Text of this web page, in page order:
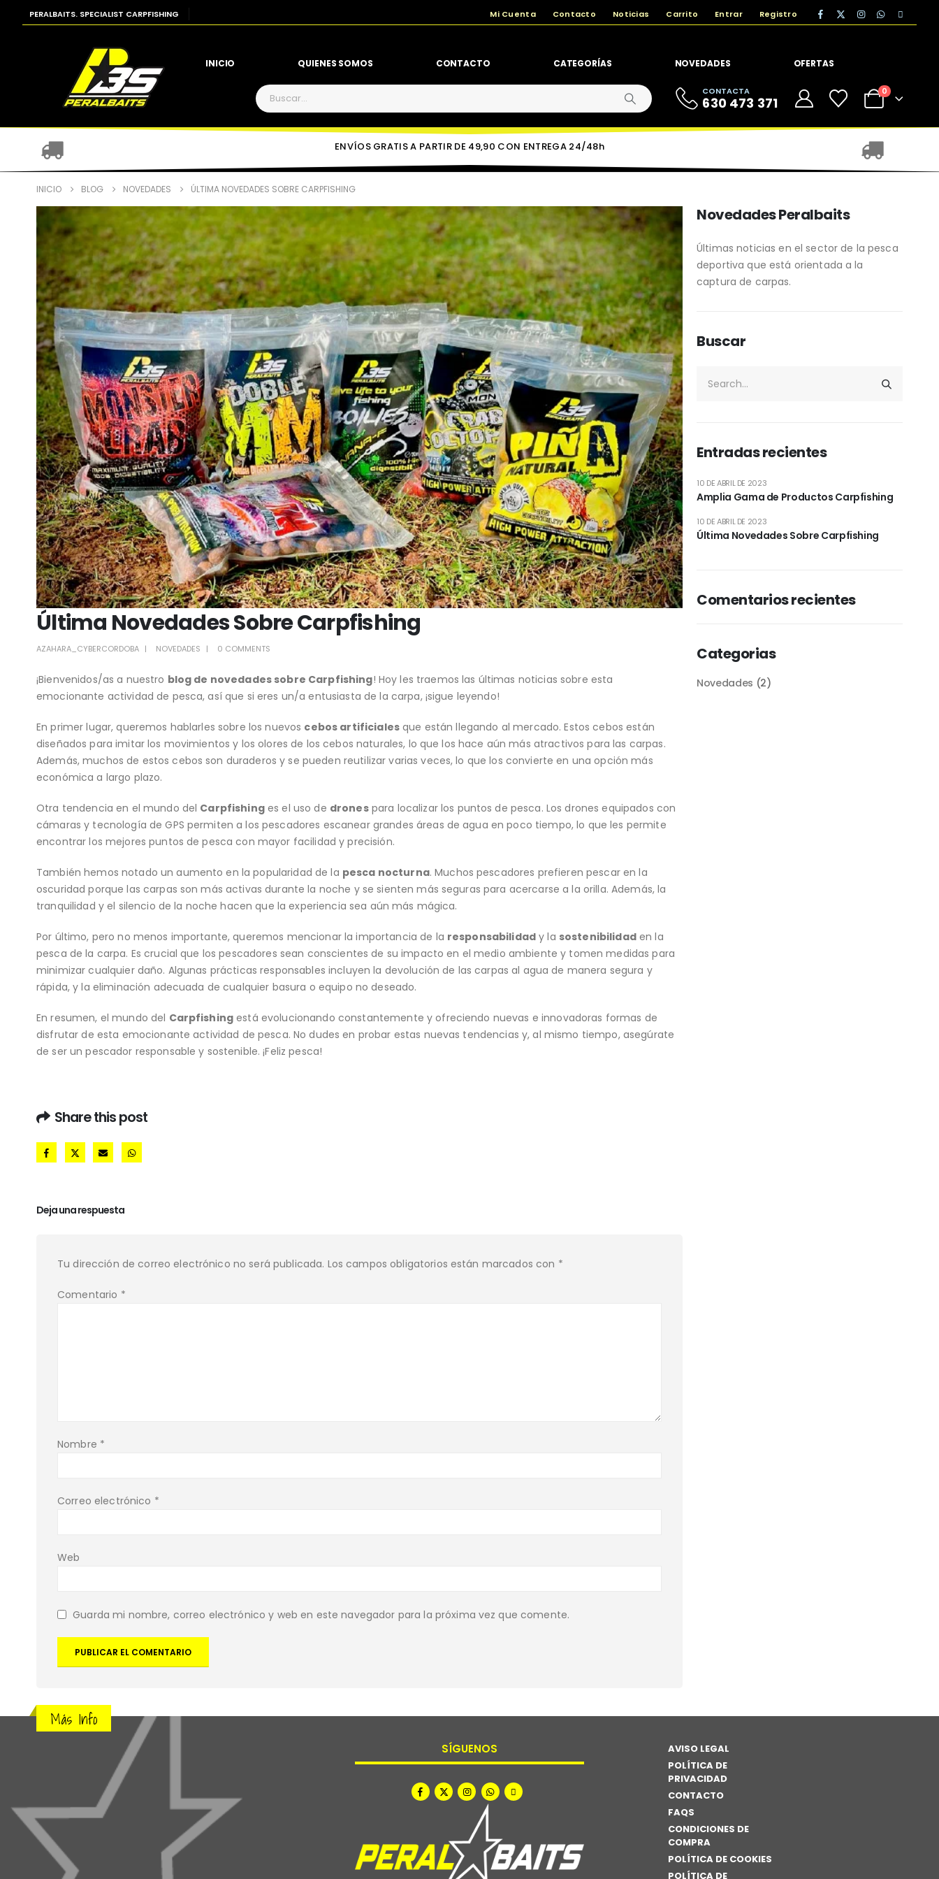
PERALBAITS. SPECIALIST CARPFISHING Mi Cuenta Contacto Noticias Carrito Entrar Registro
INICIO QUIENES SOMOS CONTACTO CATEGORÍAS NOVEDADES OFERTAS
CONTACTA
630 473 371
0
ENVÍOS GRATIS A PARTIR DE 49,90 CON ENTREGA 24/48h
INICIO BLOG NOVEDADES ÚLTIMA NOVEDADES SOBRE CARPFISHING
Última Novedades Sobre Carpfishing
AZAHARA_CYBERCORDOBA NOVEDADES 0 COMMENTS
¡Bienvenidos/as a nuestro blog de novedades sobre Carpfishing! Hoy les traemos las últimas noticias sobre esta
emocionante actividad de pesca, así que si eres un/a entusiasta de la carpa, ¡sigue leyendo!
En primer lugar, queremos hablarles sobre los nuevos cebos artificialesque están llegando al mercado. Estos cebos están
diseñados para imitar los movimientos y los olores de los cebos naturales, lo que los hace aún más atractivos para las carpas.
Además, muchos de estos cebos son duraderos y se pueden reutilizar varias veces, lo que los convierte en una opción más
económica a largo plazo.
Otra tendencia en el mundo del Carpfishinges el uso de dronespara localizar los puntos de pesca. Los drones equipados con
cámaras y tecnología de GPS permiten a los pescadores escanear grandes áreas de agua en poco tiempo, lo que les permite
encontrar los mejores puntos de pesca con mayor facilidad y precisión.
También hemos notado un aumento en la popularidad de la pesca nocturna. Muchos pescadores prefieren pescar en la
oscuridad porque las carpas son más activas durante la noche y se sienten más seguras para acercarse a la orilla. Además, la
tranquilidad y el silencio de la noche hacen que la experiencia sea aún más mágica.
Por último, pero no menos importante, queremos mencionar la importancia de la responsabilidad y la sostenibilidaden la
pesca de la carpa. Es crucial que los pescadores sean conscientes de su impacto en el medio ambiente y tomen medidas para
minimizar cualquier daño. Algunas prácticas responsables incluyen la devolución de las carpas al agua de manera segura y
rápida, y la eliminación adecuada de cualquier basura o equipo no deseado.
En resumen, el mundo del Carpfishing está evolucionando constantemente y ofreciendo nuevas e innovadoras formas de
disfrutar de esta emocionante actividad de pesca. No dudes en probar estas nuevas tendencias y, al mismo tiempo, asegúrate
de ser un pescador responsable y sostenible. ¡Feliz pesca!
Share this post
Deja una respuesta
Tu dirección de correo electrónico no será publicada. Los campos obligatorios están marcados con *
Comentario *
Nombre *
Correo electrónico *
Web
Guarda mi nombre, correo electrónico y web en este navegador para la próxima vez que comente.
Novedades Peralbaits
Últimas noticias en el sector de la pesca
deportiva que está orientada a la
captura de carpas.
Buscar
Entradas recientes
Amplia Gama de Productos Carpfishing
10 DE ABRIL DE 2023
Última Novedades Sobre Carpfishing
10 DE ABRIL DE 2023
Comentarios recientes
Categorias
Novedades (2)
Más Info
SÍGUENOS
AVISO LEGAL
POLÍTICA DE
PRIVACIDAD
CONTACTO
FAQS
CONDICIONES DE
COMPRA
POLÍTICA DE COOKIES
POLÍTICA DE